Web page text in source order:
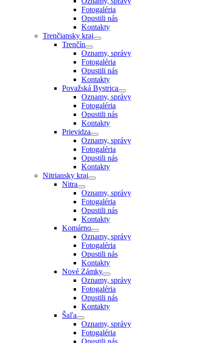
Fotogaléria
Opustili nás
Kontakty
Trenčiansky kraj
Trenčín
Oznamy, správy
Fotogaléria
Opustili nás
Kontakty
Považská Bystrica
Oznamy, správy
Fotogaléria
Opustili nás
Kontakty
Prievidza
Oznamy, správy
Fotogaléria
Opustili nás
Kontakty
Nitriansky kraj
Nitra
Oznamy, správy
Fotogaléria
Opustili nás
Kontakty
Komárno
Oznamy, správy
Fotogaléria
Opustili nás
Kontakty
Nové Zámky
Oznamy, správy
Fotogaléria
Opustili nás
Kontakty
Šaľa
Oznamy, správy
Fotogaléria
Opustili nás